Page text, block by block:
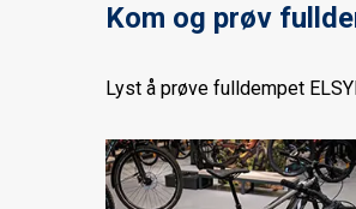
Kom og prøv
Lyst å prøve fulldempet